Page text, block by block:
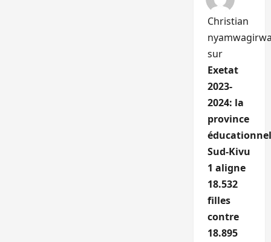
Christian
sur
Exetat
2023-
2024: la
province
Sud-Kivu
1 aligne
18.532
filles
contre
18.895